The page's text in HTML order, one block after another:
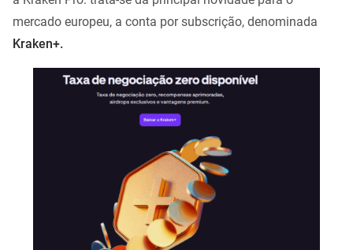
mercado europeu, a conta por subscrição, denominada
Kraken+.